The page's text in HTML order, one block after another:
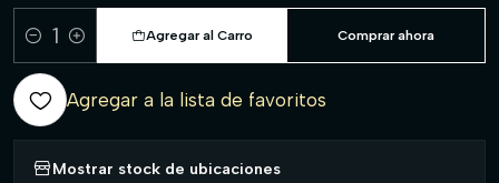
Cantidad
Agregar al Carro Comprar ahora
Agregar a la lista de favoritos
Mostrar stock de ubicaciones